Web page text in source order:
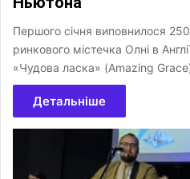
Першого січня виповнилося
ринкового містечка Олні в
«Чудова ласка» (Amazing
Детальніше